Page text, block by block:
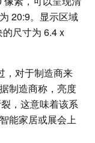
20:9。显示区域
尺寸为 6.4 x
，对于制造商来
制造商称，亮度
，这意味着该系
能家居或展会上